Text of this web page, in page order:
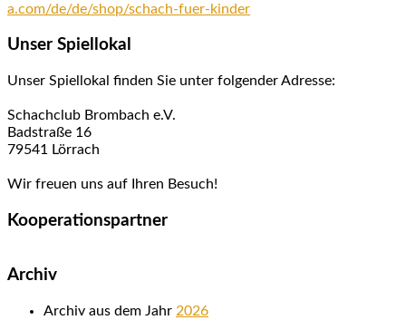
a.com/de/de/shop/schach-fuer-kinder
Unser Spiellokal
Unser Spiellokal finden Sie unter folgender Adresse:
Schachclub Brombach e.V.
Badstraße 16
79541 Lörrach
Wir freuen uns auf Ihren Besuch!
Kooperationspartner
Archiv
Archiv aus dem Jahr 2026